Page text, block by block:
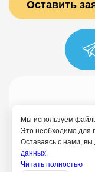
Мы используем
Это необходимо для
Оставаясь с нами, вы
данных.
Читать полностью
Политика
Согласие на
+7 (958)